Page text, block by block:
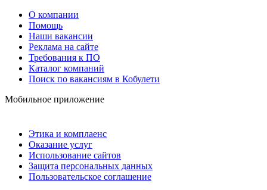
О компании
Помощь
Наши вакансии
Реклама на сайте
Требования к ПО
Каталог компаний
Поиск по вакансиям в Кобулети
Мобильное приложение
Этика и комплаенс
Оказание услуг
Использование сайтов
Защита персональных данных
Пользовательское соглашение